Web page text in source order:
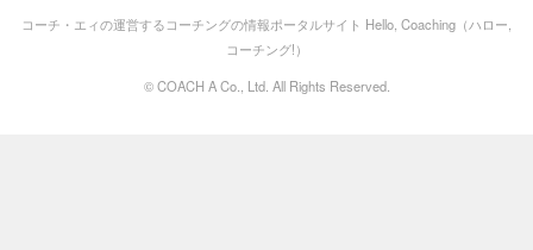
コーチ・エィの運営するコーチングの情報ポータルサイト Hello, Coaching（ハロー,
コーチング!）
©COACH A Co., Ltd. All Rights Reserved.